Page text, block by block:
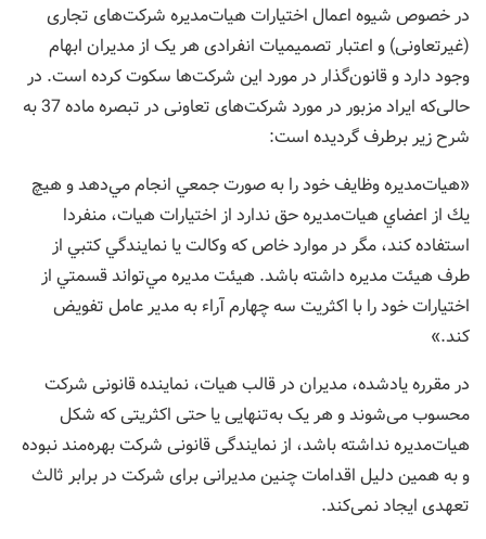
در خصوص شیوه اعمال اختیارات هيات‌مدیره شرکت‌های تجاری
(غیرتعاونی) و اعتبار تصمیمیات انفرادی هر یک از مدیران ابهام
وجود دارد و قانون‌گذار در مورد این شرکت‌ها سکوت کرده است. در
حالی‌که ایراد مزبور در مورد شرکت‌های تعاونی در تبصره ماده 37 به
شرح زیر برطرف گردیده است:
«هيات‌مديره وظايف خود را به صورت جمعي انجام مي‌دهد و هيچ
يك از اعضاي هيات‌مديره حق ندارد از اختيارات هيات، منفردا
‌استفاده كند، مگر در موارد خاص كه وكالت يا نمايندگي كتبي از
طرف هيئت مديره داشته باشد. هيئت مديره مي‌تواند قسمتي از
اختيارات خود را با ‌اكثريت سه چهارم آراء به مدير عامل تفويض
کند.»
در مقرره یادشده، مدیران در قالب هيات، نماینده قانونی شرکت
محسوب می‌شوند و هر یک به‌تنهایی یا حتی اکثریتی که شکل
هيات‌مدیره نداشته باشد، از نمایندگی قانونی شرکت بهره‌مند نبوده
و به همین دلیل اقدامات چنین مدیرانی برای شرکت در برابر ثالث
تعهدی ایجاد نمی‌کند.